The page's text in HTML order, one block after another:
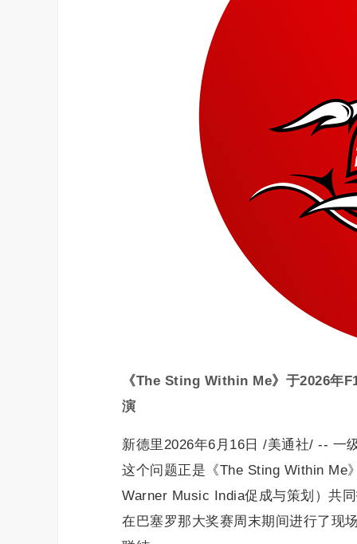
《The Sting Within Me》于2026年
演
新德里2026年6月16日 /美通社/ -- 一
这个问题正是《The Sting Within Me
Warner Music India促成与策划）共
在巴塞罗那大奖赛周末期间进行了